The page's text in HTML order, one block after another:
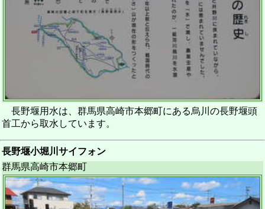
長野堰用水は、群馬県高崎市本郷町にある烏川の長野堰頭
首工から取水しています。
長野堰小堀川サイフォン
群馬県高崎市本郷町